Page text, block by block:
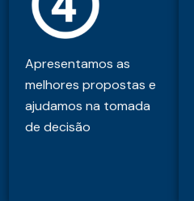
Apresentamos as
melhores propostas e
ajudamos na tomada
de decisão